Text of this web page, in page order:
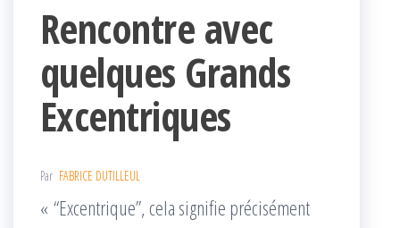
Rencontre avec
quelques Grands
Excentriques
Par FABRICE DUTILLEUL
« “Excentrique”, cela signifie précisément